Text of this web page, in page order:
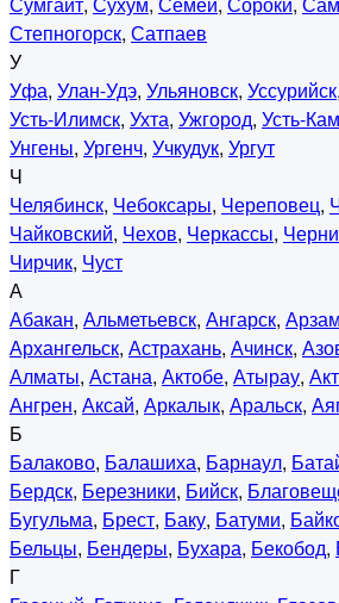
Степногорск, Сатпаев
У
Уфа, Улан-Удэ, Ульяновск, Уссурийск,
Усть-Илимск, Ухта, Ужгород, Усть-
Унгены, Ургенч, Учкудук, Ургут
Ч
Челябинск, Чебоксары, Череповец,
Чайковский, Чехов, Черкассы,
Чирчик, Чуст
А
Абакан, Альметьевск, Ангарск,
Архангельск, Астрахань, Ачинск,
Алматы, Астана, Актобе, Атырау,
Ангрен, Аксай, Аркалык, Аральск,
Б
Балаково, Балашиха, Барнаул,
Бердск, Березники, Бийск,
Бугульма, Брест, Баку, Батуми,
Бельцы, Бендеры, Бухара, Бекобод,
Г